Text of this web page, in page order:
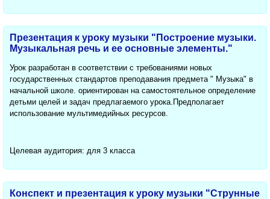
Презентация к уроку музыки "Построение музыки.
Музыкальная речь и ее основные элементы."
Урок разработан в соответствии с требованиями новых
государственных стандартов преподавания предмета " Музыка" в
начальной школе. ориентирован на самостоятельное определение
детьми целей и задач предлагаемого урока.Предполагает
использование мультимедийных ресурсов.
Целевая аудитория: для 3 класса
Конспект и презентация к уроку музыки "Струнные